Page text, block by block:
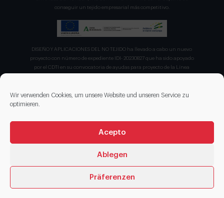
Wir verwenden Cookies, um unsere Website und unseren Service zu
optimieren.
Acepto
Ablegen
Präferenzen
conseguir un tejido empresarial más competitivo.
DISEÑO Y APLICACIONES DEL NO TEJIDO ha llevado a cabo un nuevo
proyecto con número de expediente IDI- 20230827 que ha sido apoyado
por el CDTI en su convocatoria de ayudas para proyecto de la Línea
sostenibles para favorecer el ecodiseño en el ámbito del packaging"
recibiendo en concepto de ayuda parcialmente reembolsable un 75%